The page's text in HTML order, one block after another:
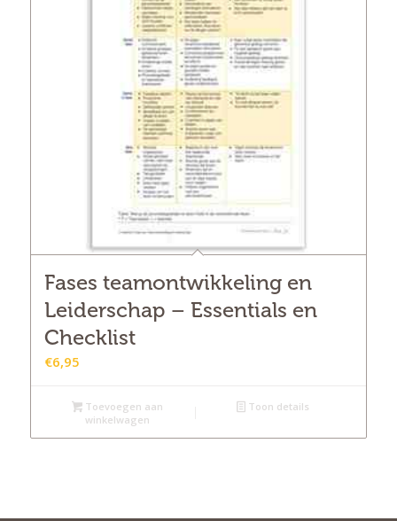
Fases teamontwikkeling en
Leiderschap – Essentials en
Checklist
€6,95
Toevoegen aan
winkelwagen
Toon details